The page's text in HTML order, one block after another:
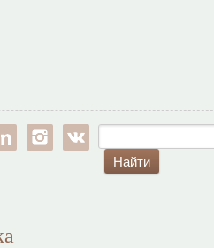
pl
linkedin instagram